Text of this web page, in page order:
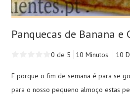
Panquecas de Banana e
0 de 5 10 Minutos 10
E porque o fim de semana é para se
para o nosso pequeno almoço estas